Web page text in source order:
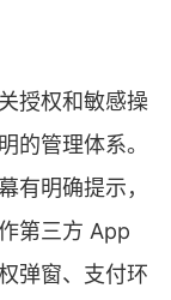
授权和敏感操
的管理体系。
有明确提示，
第三方 App
弹窗、支付环